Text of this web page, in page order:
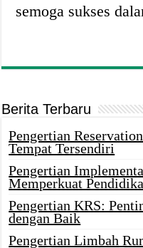
semoga sukses
Berita Terbaru
Pengertian
Tempat Tersendiri
Pengertian
Memperkuat
Pengertian KRS:
dengan Baik
Pengertian Limbah